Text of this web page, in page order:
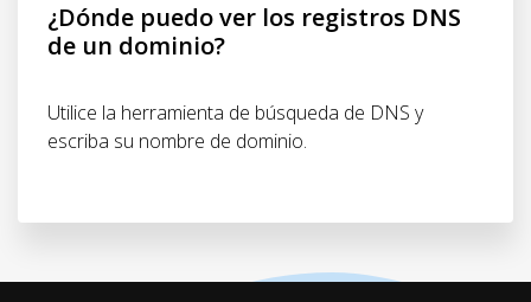
¿Dónde puedo ver los registros DNS
de un dominio?
Utilice la herramienta de búsqueda de DNS y
escriba su nombre de dominio.